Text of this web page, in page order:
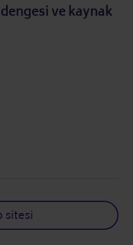
ve kaynak
sitesi